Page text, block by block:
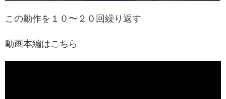
この動作を１０〜２０回繰り返す
動画本編はこちら